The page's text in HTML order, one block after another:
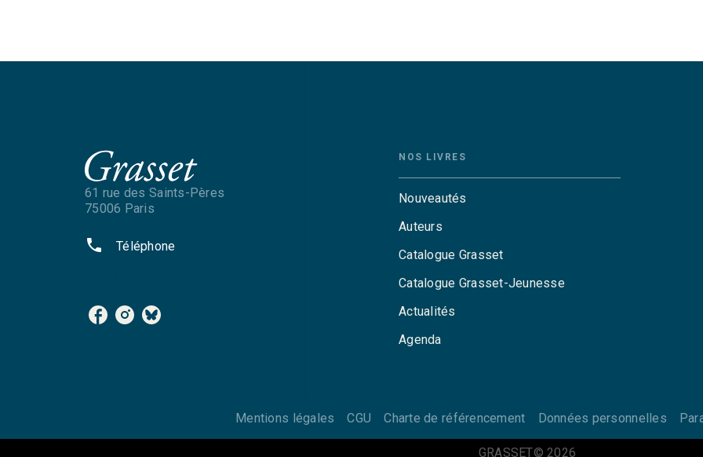
61 rue des Saints-Pères
75006 Paris
phone Téléphone
NOS LIVRES
Nouveautés
Auteurs
Catalogue Grasset
Catalogue Grasset-Jeunesse
Actualités
Agenda
Mentions légales CGU Charte de référencement Données personnelles
GRASSET© 2026